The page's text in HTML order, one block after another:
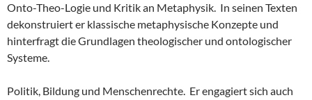
Onto-Theo-Logie und Kritik an Metaphysik. In seinen Texten
dekonstruiert er klassische metaphysische Konzepte und
hinterfragt die Grundlagen theologischer und ontologischer
Systeme.
Politik, Bildung und Menschenrechte. Er engagiert sich auch